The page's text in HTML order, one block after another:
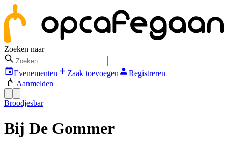
Zoeken naar
Evenementen Zaak toevoegen
Registreren
Aanmelden
Broodjesbar
Bij De Gommer